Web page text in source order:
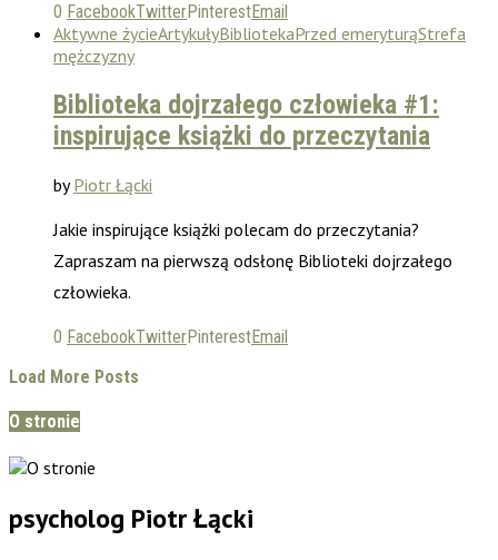
0 FacebookTwitterPinterestEmail
Aktywne życieArtykułyBibliotekaPrzed emeryturąStrefa
mężczyzny
Biblioteka dojrzałego człowieka #1:
inspirujące książki do przeczytania
byPiotr Łącki
Jakie inspirujące książki polecam do przeczytania?
Zapraszam na pierwszą odsłonę Biblioteki dojrzałego
człowieka.
0 FacebookTwitterPinterestEmail
Load More Posts
O stronie
psycholog Piotr Łącki